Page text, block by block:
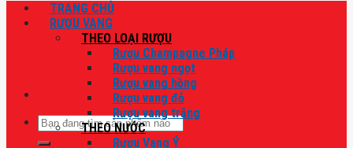
Tìm
kiếm:
TRANG CHỦ
RƯỢU VANG
THEO LOẠI RƯỢU
Rượu Champagne Pháp
Rượu vang ngọt
Rượu vang hồng
Rượu vang đỏ
Rượu vang trắng
THEO NƯỚC
Rượu Vang Ý